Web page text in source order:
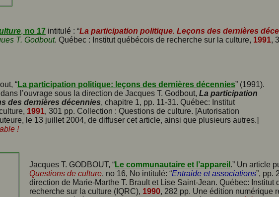
, no 17 intitulé : “La participation politique. Leçons des dernières
T. Godbout. Québec : Institut québécois de recherche sur la culture, 1991,
“La participation politique: leçons des dernières décennies” (1991).
l’ouvrage sous la direction de Jacques T. Godbout, La participation
des dernières décennies, chapitre 1, pp. 11-31. Québec: Institut
1991, 301 pp. Collection : Questions de culture. [Autorisation
le 13 juillet 2004, de diffuser cet article, ainsi que plusieurs autres.]
!
Jacques T. GODBOUT, “Le communautaire et l’appareil .” Un article
Questions de culture, no 16, No intitulé: “Entraide et associations”, pp.
direction de Marie-Marthe T. Brault et Lise Saint-Jean. Québec: Institut
recherche sur la culture (IQRC), 1990, 282 pp. Une édition numérique